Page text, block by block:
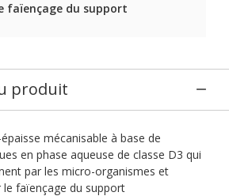
faïençage du support
produit
mécanisable à base de
en phase aqueuse de classe D3 qui
par les micro-organismes et
le faïençage du support